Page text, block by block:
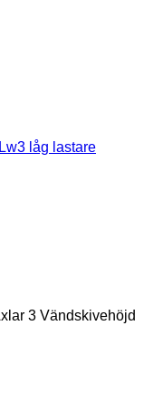
låg lastare
3 Vändskivehöjd